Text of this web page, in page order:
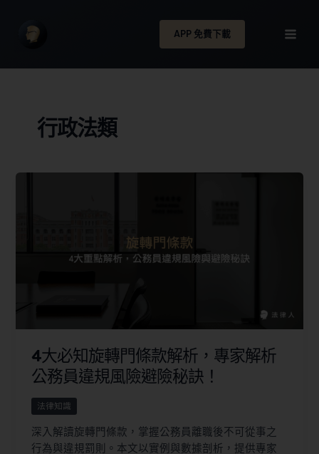
APP 免費下載
行政法類
4大必知旋轉門條款解析，專家解析
公務員違規風險避險秘訣！
法律知識
深入解讀旋轉門條款，掌握公務員離職後不可從事之
行為與違規罰則。本文以實例與數據剖析，提供專家